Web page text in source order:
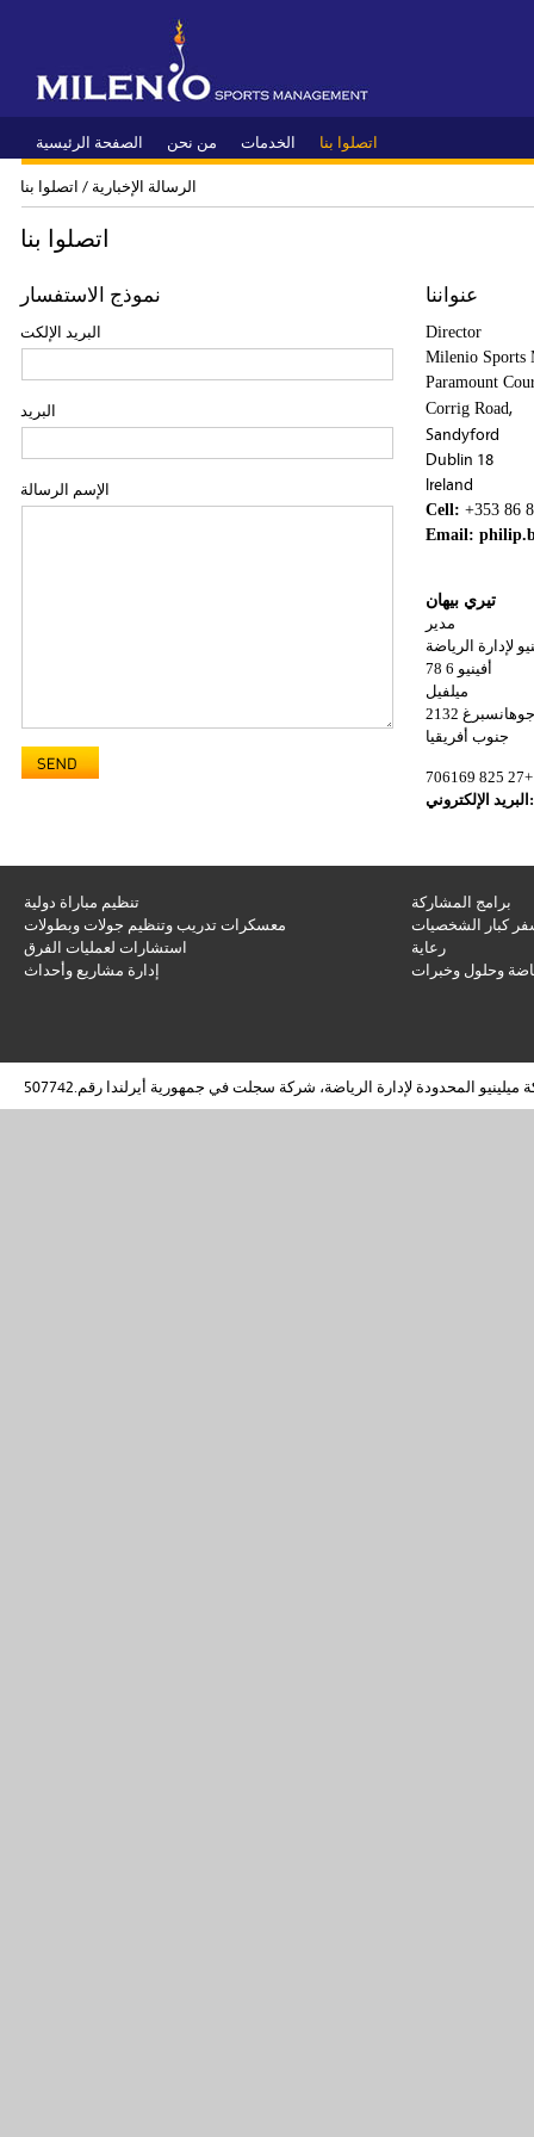
الرسالة الإخبارية / اتصلوا بنا
اتصلوا بنا
نموذج الاستفسار
البريد الإلكت
البريد
الإسم الرسالة
عنواننا
Director
Milenio Sports
Paramount
Corrig Road,
Sandyford
Dublin 18
Ireland
Cell: +353 86
Email:
تيري بيهان
مدير
لإدارة الرياضة
78 أفينيو 6
ميلفيل
2132
جنوب أفريقيا
+27 825
البريد الإلكتروني:
الصفحة الرئيسية من نحن الخدمات اتصلوا بنا
تنظيم مباراة دولية
معسكرات تدريب وتنظيم جولات وبطولات
استشارات لعمليات الفرق
إدارة مشاريع وأحداث
برامج المشاركة
كبار الشخصيات
رعاية
وحلول وخبرات
ميلينيو المحدودة لإدارة الرياضة، شركة سجلت في جمهورية أيرلندا رقم.507742